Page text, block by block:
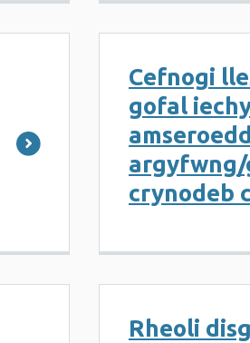
Cefnogi
gofal
argyfwng/
crynodeb
Rheoli